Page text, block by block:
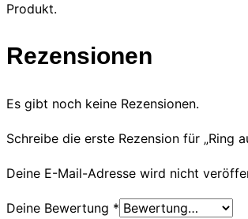
Produkt.
Rezensionen
Es gibt noch keine Rezensionen.
Schreibe die erste Rezension für „Ring
Deine E-Mail-Adresse wird nicht
Deine Bewertung *